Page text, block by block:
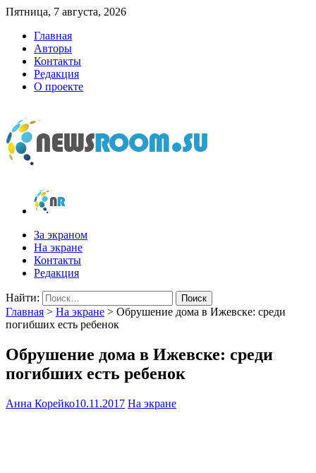
Пятница, 7 августа, 2026
Главная
Авторы
Контакты
Редакция
О проекте
newsroom.su
Новости о новостях
За экраном
На экране
Контакты
Редакция
Найти:
Главная > На экране > Обрушение дома в Ижевске: среди
погибших есть ребенок
Обрушение дома в Ижевске: среди
погибших есть ребенок
Анна Корейко10.11.2017 На экране